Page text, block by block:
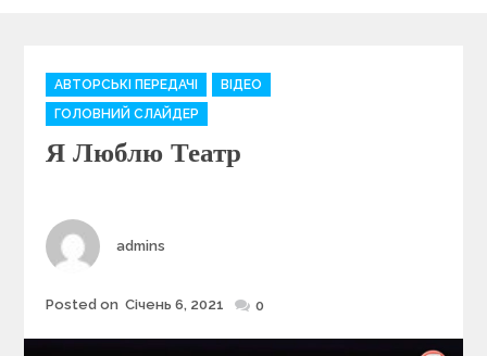
C
a
t
e
i
e
АВТОРСЬКІ ПЕРЕДАЧІ
ВІДЕО
ГОЛОВНИЙ СЛАЙДЕР
Я Люблю Театр
Author
admins
Posted
Posted on Січень 6, 2021 0